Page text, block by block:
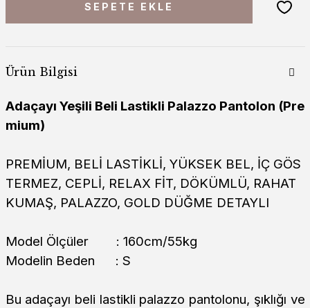
SEPETE EKLE
Ürün Bilgisi
Adaçayı Yeşili Beli Lastikli Palazzo Pantolon (Pre
mium)
PREMİUM, BELİ LASTİKLİ, YÜKSEK BEL, İÇ GÖS
TERMEZ, CEPLİ, RELAX FİT, DÖKÜMLÜ, RAHAT
KUMAŞ, PALAZZO, GOLD DÜĞME DETAYLI
Model Ölçüler : 160cm/55kg
Modelin Beden : S
Bu adaçayı beli lastikli palazzo pantolonu, şıklığı ve